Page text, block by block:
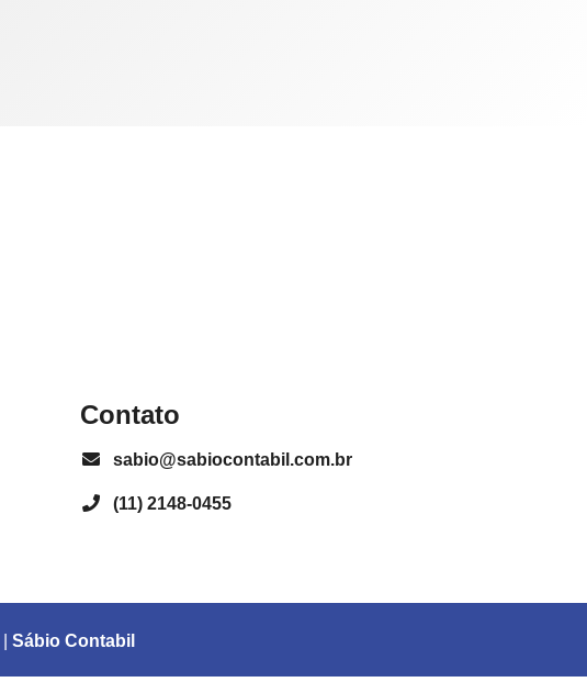
Contato
sabio@sabiocontabil.com.br
(11) 2148-0455
Sábio Contabil